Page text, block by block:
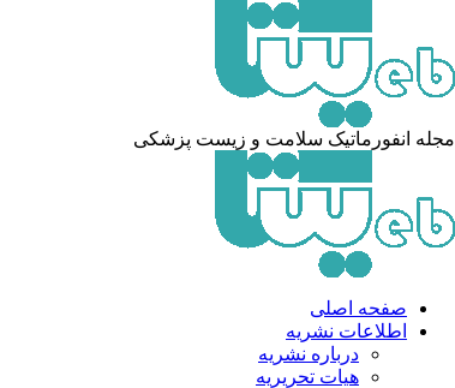
مجله انفورماتیک سلامت و زیست پزشکی
صفحه اصلی
اطلاعات نشریه
درباره نشریه
هیات تحریریه